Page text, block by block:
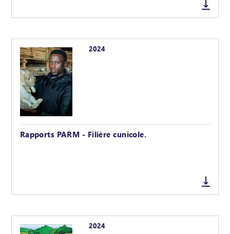
2024
Rapports PARM - Filière cunicole.
2024